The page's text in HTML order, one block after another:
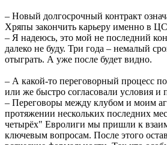
– Новый долгосрочный контракт
Хряпы закончить карьеру именно в
– Я надеюсь, это мой не последний
далеко не буду. Три года – немалый
отыграть. А уже после будет видно.
– А какой-то переговорный процесс
или же быстро согласовали условия и
– Переговоры между клубом и моим
протяжении нескольких последних
четырёх" Евролиги мы пришли к
ключевым вопросам. После этого